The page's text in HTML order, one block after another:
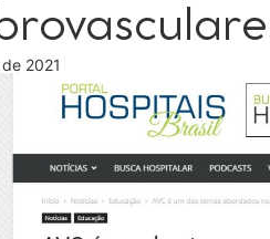
2021